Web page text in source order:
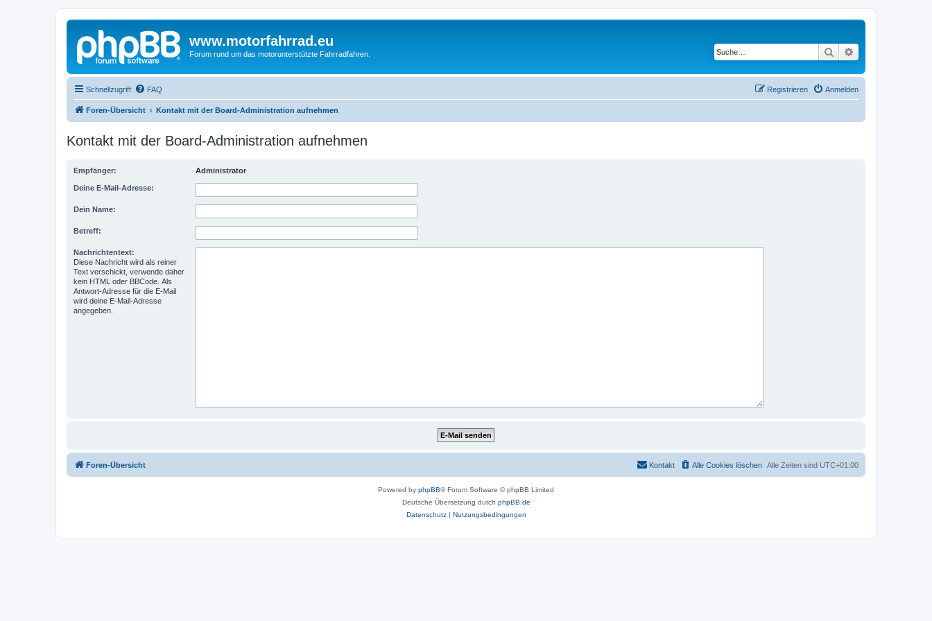
www.motorfahrrad.eu
Forum rund um das motorunterstützte Fahrradfahren. Suche
Schnellzugriff FAQ Anmelden
Registrieren
Foren-Übersicht Kontakt mit der Board-Administration aufnehmen
Kontakt mit der Board-Administration aufnehmen
Empfänger: Administrator
Deine E-Mail-Adresse:
Dein Name:
Betreff:
Nachrichtentext:
Diese Nachricht wird als reiner
Text verschickt, verwende daher
kein HTML oder BBCode. Als
Antwort-Adresse für die E-Mail
wird deine E-Mail-Adresse
angegeben.
Foren-Übersicht Alle Zeiten sind UTC+01:00
Alle Cookies löschen
Kontakt
Powered by phpBB® Forum Software © phpBB Limited
Deutsche Übersetzung durch phpBB.de
Datenschutz| Nutzungsbedingungen